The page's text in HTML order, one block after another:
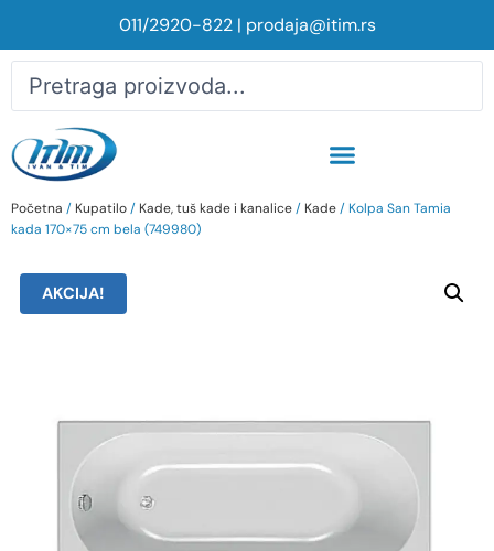
011/2920-822| prodaja@itim.rs
Početna / Kupatilo/ Kade, tuš kade i kanalice/ Kade/ Kolpa San Tamia
kada 170×75 cm bela (749980)
AKCIJA!